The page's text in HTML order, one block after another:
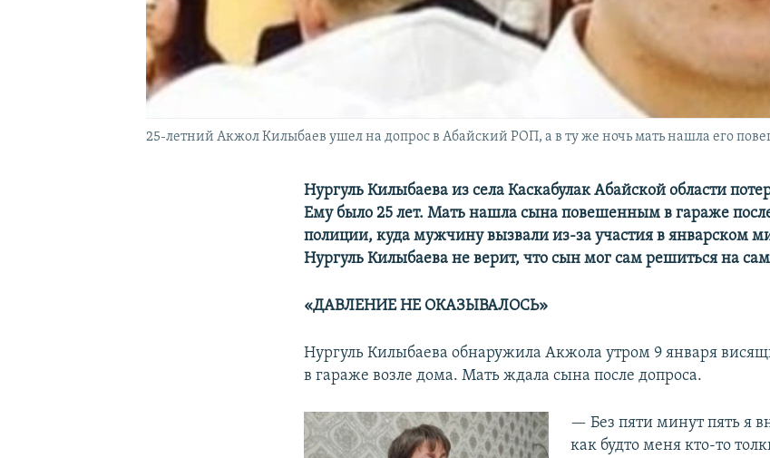
25-летний Акжол Килыбаев ушел на допрос в Абайский РОП, а в ту же ночь мать нашла его
Нургуль Килыбаева из села Каскабулак Абайской области
Ему было 25 лет. Мать нашла сына повешенным в гараже
полиции, куда мужчину вызвали из-за участия в январском
Нургуль Килыбаева не верит, что сын мог сам решиться на
«ДАВЛЕНИЕ НЕ ОКАЗЫВАЛОСЬ»
Нургуль Килыбаева обнаружила Акжола утром 9 января
в гараже возле дома. Мать ждала сына после допроса.
— Без пяти минут пять я
как будто меня кто-то